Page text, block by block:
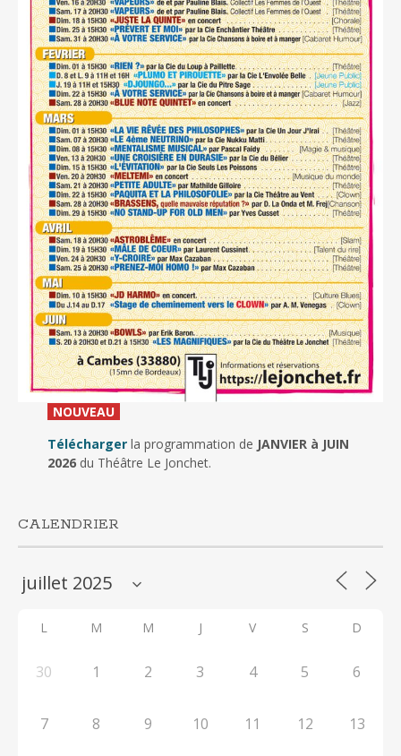
NOUVEAU_
Télécharger la programmation de JANVIER à JUIN
2026du Théâtre Le Jonchet.
CALENDRIER
L M M J V S D
30 1 2 3 4 5 6
7 8 9 10 11 12 13